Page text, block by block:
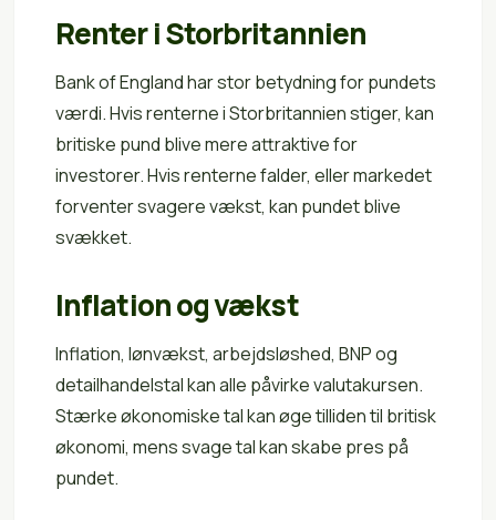
Renter i Storbritannien
Bank of England har stor betydning for pundets
værdi. Hvis renterne i Storbritannien stiger, kan
britiske pund blive mere attraktive for
investorer. Hvis renterne falder, eller markedet
forventer svagere vækst, kan pundet blive
svækket.
Inflation og vækst
Inflation, lønvækst, arbejdsløshed, BNP og
detailhandelstal kan alle påvirke valutakursen.
Stærke økonomiske tal kan øge tilliden til britisk
økonomi, mens svage tal kan skabe pres på
pundet.